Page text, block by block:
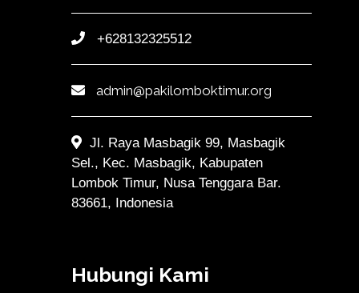
+628132325512
admin@pakilomboktimur.org
Jl. Raya Masbagik 99, Masbagik
Sel., Kec. Masbagik, Kabupaten
Lombok Timur, Nusa Tenggara Bar.
83661, Indonesia
Hubungi Kami